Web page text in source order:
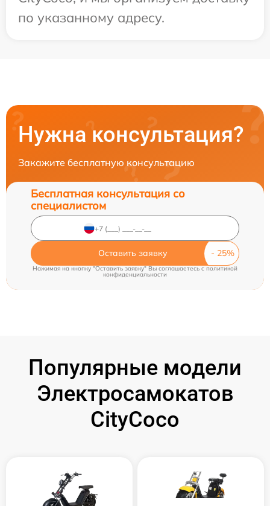
по указанному адресу.
Нужна консультация?
Закажите бесплатную консультацию
Бесплатная консультация со
специалистом
Оставить заявку
Нажимая на кнопку "Оставить заявку" Вы соглашаетесь cполитикой
конфиденциальности
Популярные модели
Электросамокатов
CityCoco